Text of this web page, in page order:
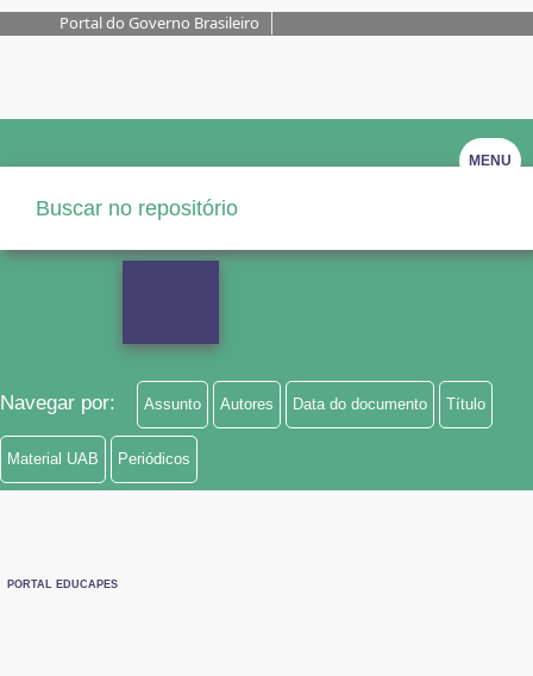
Portal do Governo Brasileiro
MENU
Navegar por: Assunto Autores Data do documento Título
Material UAB Periódicos
PORTAL EDUCAPES